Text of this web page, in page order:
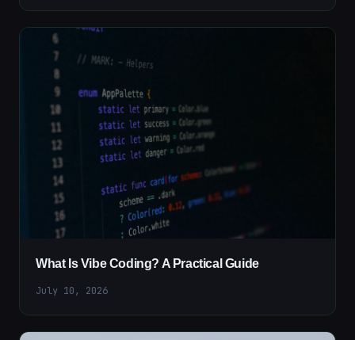
What Is Vibe Coding? A Practical Guide
July 10, 2026